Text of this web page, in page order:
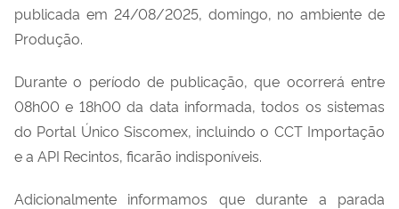
publicada em 24/08/2025, domingo, no ambiente de
Produção.
Durante o período de publicação, que ocorrerá entre
08h00 e 18h00 da data informada, todos os sistemas
do Portal Único Siscomex, incluindo o CCT Importação
e a API Recintos, ficarão indisponíveis.
Adicionalmente informamos que durante a parada